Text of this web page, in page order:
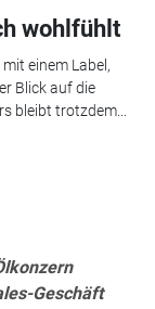
wohlfühlt
einem Label,
Blick auf die
bleibt trotzdem...
Geschäft